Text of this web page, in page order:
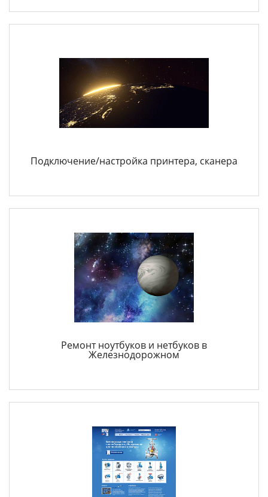
Подключение/настройка принтера, сканера
Ремонт ноутбуков и нетбуков в
Железнодорожном